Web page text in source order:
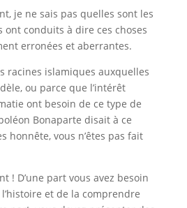
je ne sais pas quelles sont les
ont conduits à dire ces choses
erronées et aberrantes.
racines islamiques auxquelles
ou parce que l’intérêt
ont besoin de ce type de
Bonaparte disait à ce
honnête, vous n’êtes pas fait
! D’une part vous avez besoin
et de la comprendre